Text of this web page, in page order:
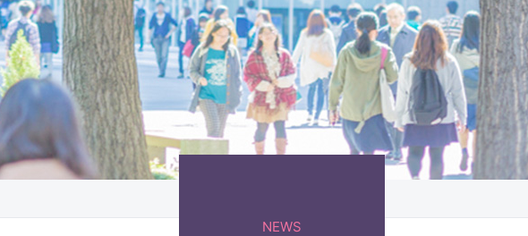
る！大正大学 360°パノラマビュー
学部特設ページ
人間学部
社会福祉学科
奨学金制度 サポート制度
キャンパス 全国進学相談会オンライン受験票
出願・入試結果速報
NEWS